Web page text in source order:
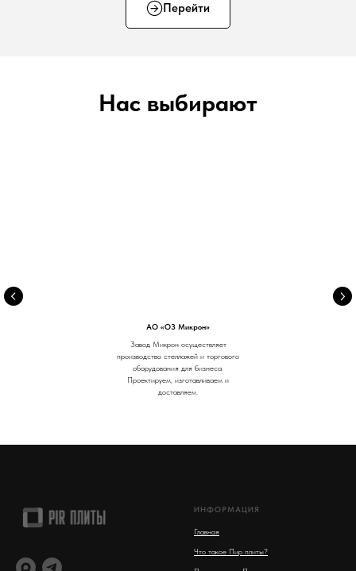
Перейти
Нас выбирают
АО «ОЗ Микрон»
Завод Микрон осуществляет
производство стеллажей и торгового
оборудования для бизнеса.
Проектируем, изготавливаем и
доставляем.
ИНФОРМАЦИЯ
Главная
Что такое Пир плиты?